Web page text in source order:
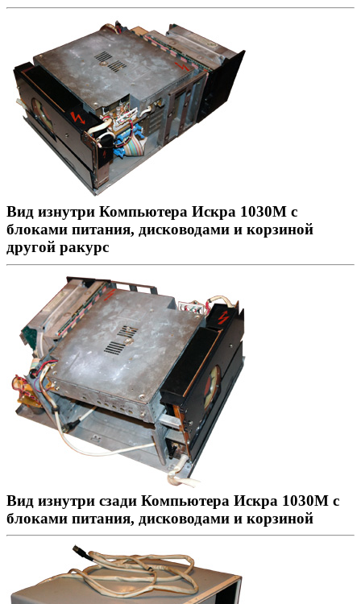
Вид изнутри Компьютера Искра 1030М с
блоками питания, дисководами и корзиной
другой ракурс
Вид изнутри сзади Компьютера Искра 1030М с
блоками питания, дисководами и корзиной